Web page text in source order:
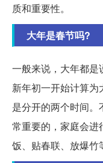
质和重要性。
大年是春节吗?
一般来说，大年都是
新年初一开始计算
是分开的两个时间
常重要的，家庭会进
饭、贴春联、放爆竹